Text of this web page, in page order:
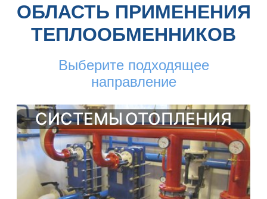
ОБЛАСТЬ ПРИМЕНЕНИЯ
ТЕПЛООБМЕННИКОВ
Выберите подходящее
направление
СИСТЕМЫ ОТОПЛЕНИЯ